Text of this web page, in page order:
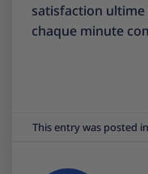
satisfaction ultime
chaque minute
This entry was posted in